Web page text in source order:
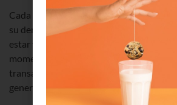
Cada registro o conjunto de
su denominación como "blockchain". A
estar vinculados determinados usuarios,
momento tienen información y pueden
transacciones que realizan. De cada
genera una copia.